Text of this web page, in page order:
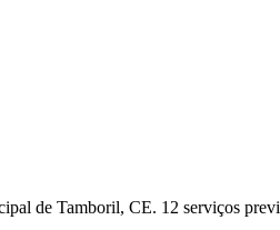
de Tamboril, CE. 12 serviços